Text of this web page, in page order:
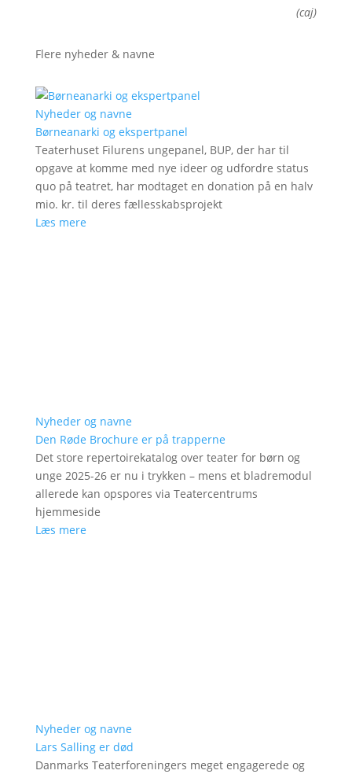
(caj)
Flere nyheder & navne
Nyheder og navne
Børneanarki og ekspertpanel
Teaterhuset Filurens ungepanel, BUP, der har til
opgave at komme med nye ideer og udfordre status
quo på teatret, har modtaget en donation på en halv
mio. kr. til deres fællesskabsprojekt
Læs mere
Nyheder og navne
Den Røde Brochure er på trapperne
Det store repertoirekatalog over teater for børn og
unge 2025-26 er nu i trykken – mens et bladremodul
allerede kan opspores via Teatercentrums
hjemmeside
Læs mere
Nyheder og navne
Lars Salling er død
Danmarks Teaterforeningers meget engagerede og